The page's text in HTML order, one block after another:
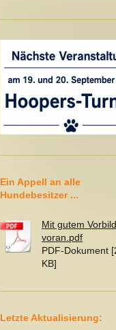
Ein Appell an alle
Hundebesitzer ...
Mit gutem Vorbild
voran.pdf
PDF-Dokument
KB]
Letzte Aktualisierung: